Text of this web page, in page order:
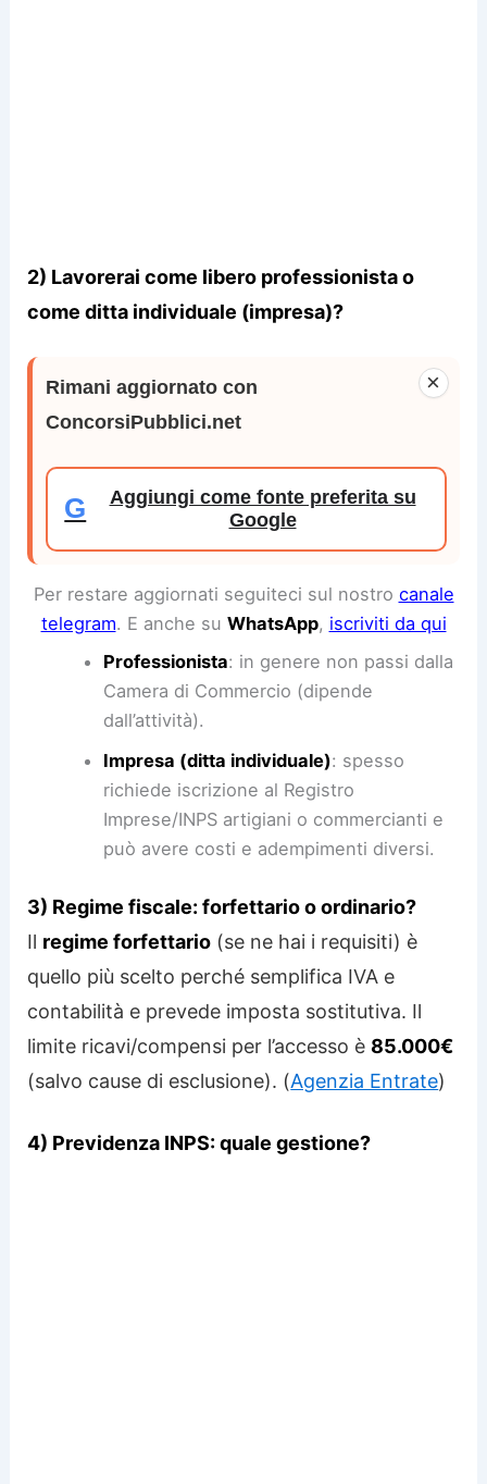
2) Lavorerai come libero professionista o
come ditta individuale (impresa)?
×
Rimani aggiornato con
ConcorsiPubblici.net
G
Aggiungi come fonte preferita su
Google
Per restare aggiornati seguiteci sul nostro canale
telegram. E anche su WhatsApp, iscriviti da qui
Professionista: in genere non passi dalla
Camera di Commercio (dipende
dall’attività).
Impresa (ditta individuale): spesso
richiede iscrizione al Registro
Imprese/INPS artigiani o commercianti e
può avere costi e adempimenti diversi.
3) Regime fiscale: forfettario o ordinario?
Il regime forfettario (se ne hai i requisiti) è
quello più scelto perché semplifica IVA e
contabilità e prevede imposta sostitutiva. Il
limite ricavi/compensi per l’accesso è 85.000€
(salvo cause di esclusione). (Agenzia Entrate)
4) Previdenza INPS: quale gestione?